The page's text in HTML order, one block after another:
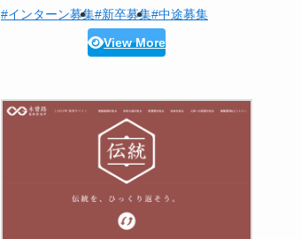
#インターン募集#新卒募集#中途募集
View More